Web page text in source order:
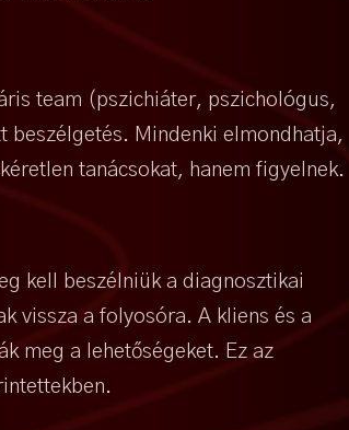
team (pszichiáter, pszichológus,
Mindenki elmondhatja,
tanácsokat, hanem figyelnek.
kell beszélniük a diagnosztikai
vissza a folyosóra. A kliens és a
meg a lehetőségeket. Ez az